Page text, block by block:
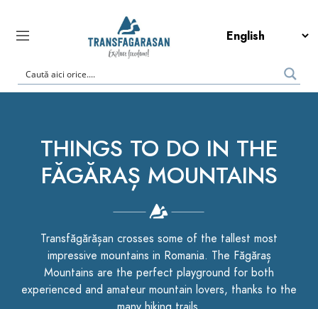
THINGS TO DO IN THE
FĂGĂRAȘ MOUNTAINS
Transfăgărășan crosses some of the tallest most
impressive mountains in Romania. The Făgăraș
Mountains are the perfect playground for both
experienced and amateur mountain lovers, thanks to the